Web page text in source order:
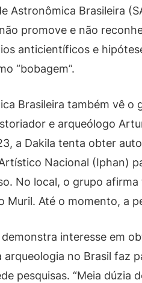
Astronômica Brasileira
promove e não
anticientíficos e
“bobagem”.
Brasileira também vê o
e arqueólogo
a Dakila tenta obter
Nacional (Iphan)
No local, o grupo
Muril. Até o momento, a
interesse em
arqueologia no Brasil faz
pesquisas. “Meia dúzia